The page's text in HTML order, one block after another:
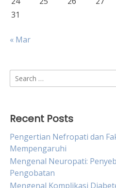
31
« Mar
Search
for:
Recent Posts
Pengertian Nefropati dan
Mempengaruhi
Mengenal Neuropati:
Pengobatan
Mengenal Komplikasi